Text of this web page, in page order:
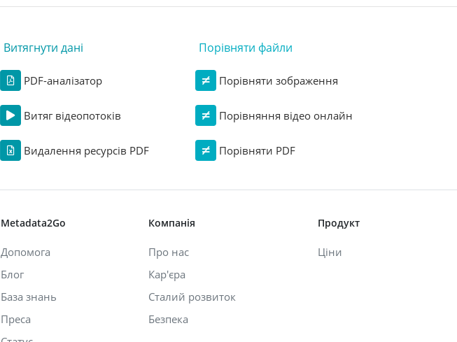
Витягнути дані
PDF-аналізатор
Витяг відеопотоків
Видалення ресурсів PDF
Порівняти файли
Порівняти зображення
Порівняння відео онлайн
Порівняти PDF
Metadata2Go
Допомога
Блог
База знань
Преса
Компанія
Про нас
Кар'єра
Сталий розвиток
Безпека
Продукт
Ціни